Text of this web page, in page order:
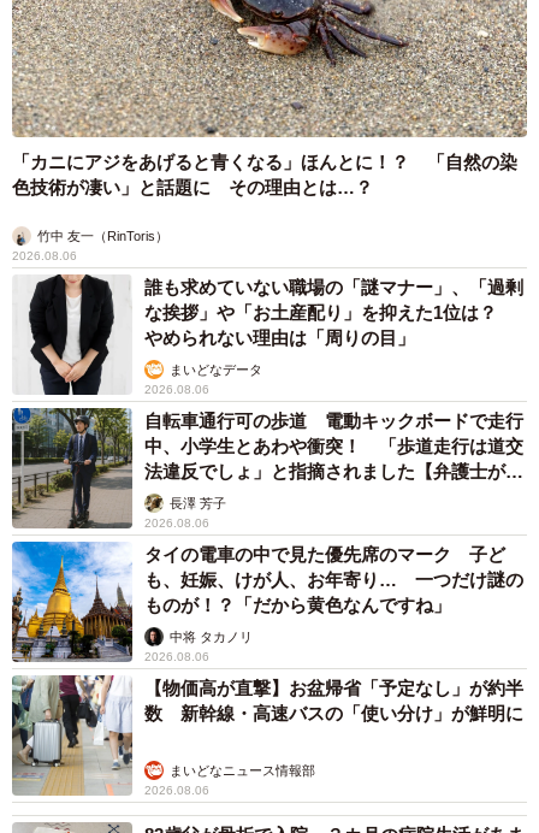
「カニにアジをあげると青くなる」ほんとに！？ 「自然の染
色技術が凄い」と話題に その理由とは…？
竹中 友一（RinToris）
2026.08.06
誰も求めていない職場の「謎マナー」、「過剰
な挨拶」や「お土産配り」を抑えた1位は？
やめられない理由は「周りの目」
まいどなデータ
2026.08.06
自転車通行可の歩道 電動キックボードで走行
中、小学生とあわや衝突！ 「歩道走行は道交
法違反でしょ」と指摘されました【弁護士が解
説】長澤 芳子
2026.08.06
タイの電車の中で見た優先席のマーク 子ど
も、妊娠、けが人、お年寄り… 一つだけ謎の
ものが！？「だから黄色なんですね」
中将 タカノリ
2026.08.06
【物価高が直撃】お盆帰省「予定なし」が約半
数 新幹線・高速バスの「使い分け」が鮮明に
まいどなニュース情報部
2026.08.06